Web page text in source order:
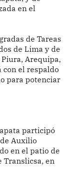
en el
de Tareas
de Lima y de
Arequipa,
con el respaldo
para potenciar
participó
Auxilio
en el patio de
Translicsa, en